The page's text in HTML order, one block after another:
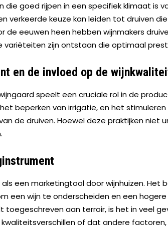
die goed rijpen in een specifiek klimaat is
verkeerde keuze kan leiden tot druiven
de eeuwen heen hebben wijnmakers
variëteiten zijn ontstaan die optimaal
en de invloed op de
speelt een cruciale rol in de
beperken van irrigatie, en het
de druiven. Hoewel deze praktijken niet
een marketingtool door wijnhuizen. Het
een wijn te onderscheiden en een
toegeschreven aan terroir, is het in veel
of dat andere